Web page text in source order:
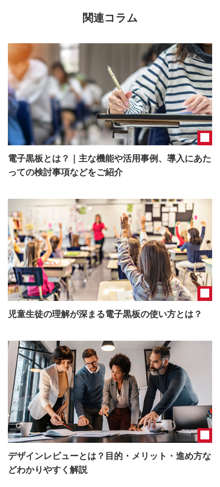
関連コラム
電子黒板とは？｜主な機能や活用事例、導入にあた
っての検討事項などをご紹介
児童生徒の理解が深まる電子黒板の使い方とは？
デザインレビューとは？目的・メリット・進め方な
どわかりやすく解説